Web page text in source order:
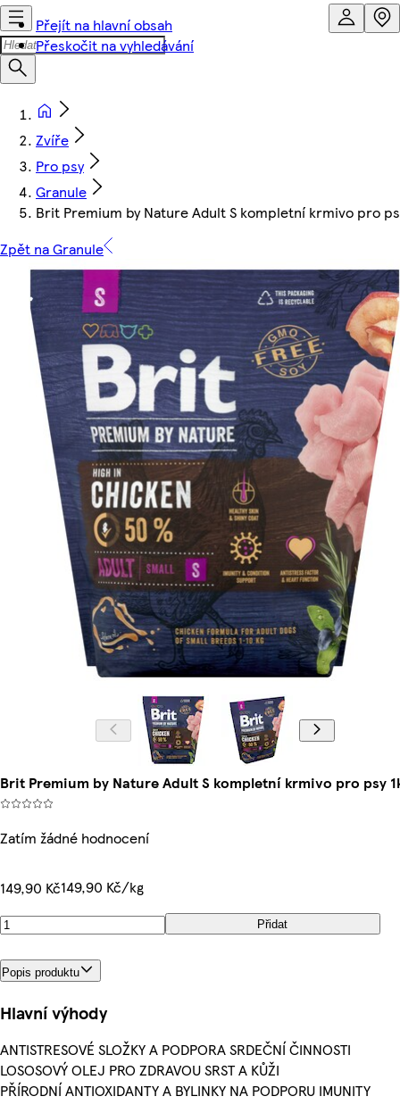
Přejít na hlavní obsah
Přeskočit na vyhledávání
Zvíře
Pro psy
Granule
Brit Premium by Nature Adult S kompletní krmivo pro
Zpět na Granule
Brit Premium by Nature Adult S kompletní krmivo pro psy
Zatím žádné hodnocení
149,90 Kč149,90 Kč/kg
Přidat
Popis produktu
Hlavní výhody
ANTISTRESOVÉ SLOŽKY A PODPORA SRDEČNÍ ČINNOSTI
LOSOSOVÝ OLEJ PRO ZDRAVOU SRST A KŮŽI
PŘÍRODNÍ ANTIOXIDANTY A BYLINKY NA PODPORU IMUNITY